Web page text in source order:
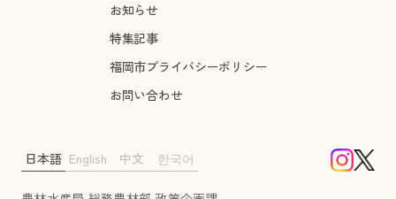
お知らせ
特集記事
福岡市プライバシーポリシー
お問い合わせ
日本語 English 中文 한국어